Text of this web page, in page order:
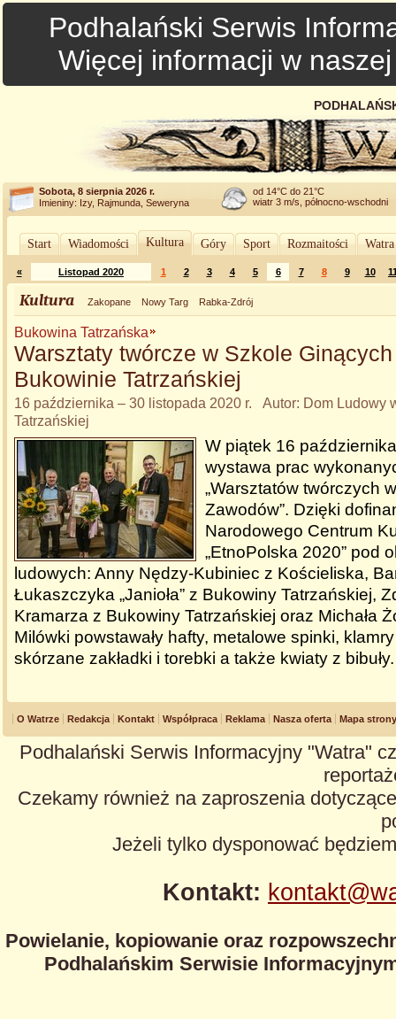
Podhalański Serwis
Więcej informacji w
Sobota, 8 sierpnia 2026 r.
Imieniny: Izy, Rajmunda, Seweryna
od 14°C do 21°C
wiatr 3 m/s, północno-wschodni
Start Wiadomości Kultura Góry Sport Rozmaitości
« Listopad 2020 1 2 3 4 5 6 7 8 9 10
Kultura Zakopane Nowy Targ Rabka-Zdrój
Bukowina Tatrzańska
Warsztaty twórcze w Szkole
Bukowinie Tatrzańskiej
16 października – 30 listopada 2020 r. Autor: Dom Ludowy
Tatrzańskiej
W piątek 16
wystawa prac
„Warsztatów twórczych
Zawodów”. Dzięki
Narodowego Centrum
„EtnoPolska 2020” pod
ludowych: Anny Nędzy-Kubiniec z Kościeliska,
Łukaszczyka „Janioła” z Bukowiny Tatrzańskiej,
Kramarza z Bukowiny Tatrzańskiej oraz Michała
Milówki powstawały hafty, metalowe spinki,
skórzane zakładki i torebki a także kwiaty z
O Watrze Redakcja Kontakt Współpraca Reklama Nasza oferta Mapa strony
Podhalański Serwis Informacyjny "Watra"
Czekamy również na zaproszenia
Jeżeli tylko dysponować
Kontakt:
Powielanie, kopiowanie oraz
Podhalańskim Serwisie